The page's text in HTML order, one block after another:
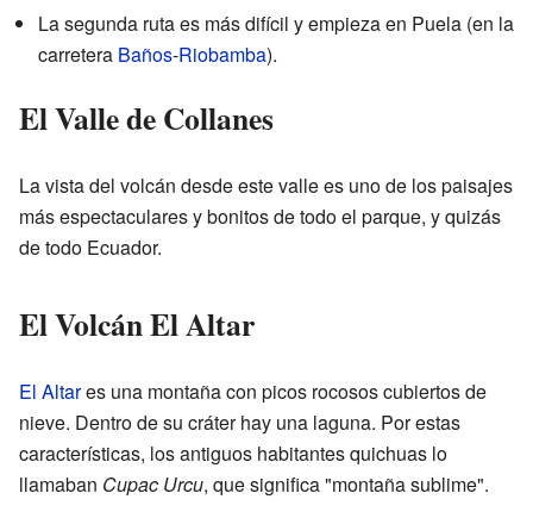
La segunda ruta es más difícil y empieza en Puela (en la
carretera Baños-Riobamba).
El Valle de Collanes
La vista del volcán desde este valle es uno de los paisajes
más espectaculares y bonitos de todo el parque, y quizás
de todo Ecuador.
El Volcán El Altar
El Altares una montaña con picos rocosos cubiertos de
nieve. Dentro de su cráter hay una laguna. Por estas
características, los antiguos habitantes quichuas lo
llamaban Cupac Urcu, que significa "montaña sublime".